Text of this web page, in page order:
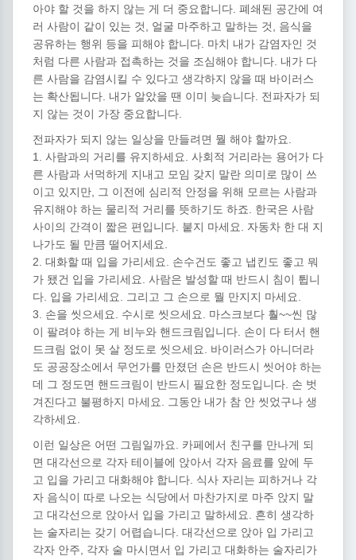
아야 할 것을 하지 않는 게 더 중요합니다. 폐쇄된 공간에 여
러 사람이 같이 있는 것, 얼굴 마주하고 말하는 것, 음식을
공유하는 행위 등을 피해야 합니다. 마치 내가 감염자인 것
처럼 다른 사람과 접촉하는 것을 조심해야 합니다. 내가 다
른 사람을 감염시킬 수 있다고 생각하지 않을 때 바이러스
는 확산됩니다. 내가 알았을 땐 이미 늦습니다. 전파자가 되
지 않는 것이 가장 중요합니다.
전파자가 되지 않는 일상을 만들려면 뭘 해야 할까요.
1. 사람과의 거리를 유지하세요. 사회적 거리라는 용어가 다
른 사람과 서먹하게 지내고 모임 갖지 말란 의미로 많이 쓰
이고 있지만, 그 이전에 심리적 안정을 위해 모르는 사람과
유지해야 하는 물리적 거리를 뜻하기도 하죠. 한국은 사람
사이의 간격이 짧은 편입니다. 붙지 마세요. 자동차 한 대 지
나가도 될 만큼 떨어지세요.
2. 대화할 때 입을 가리세요. 손수건도 좋고 냅킨도 좋고 뭐
가 됐건 입을 가리세요. 사람은 발성할 때 반드시 침이 튑니
다. 입을 가리세요. 그리고 그 손으로 뭘 만지지 마세요.
3. 손을 씻으세요. 수시로 씻으세요. 마스크보다 훨~~씬 많
이 팔려야 하는 게 비누와 핸드크림입니다. 손이 다 터서 핸
드크림 없이 못 살 정도로 씻으세요. 바이러스가 아니더라
도 공공장소에서 무언가를 만졌던 손은 반드시 씻어야 하는
데 그 정도면 핸드크림이 반드시 필요한 정도입니다. 손 벗
겨진다고 불평하지 마세요. 그동안 내가 참 안 씻었구나 생
각하세요.
이런 일상은 어떤 그림일까요. 카페에서 친구를 만나게 되
면 대각선으로 각자 테이블에 앉아서 각자 음료를 앞에 두
고 입을 가리고 대화해야 합니다. 식사 자리는 피하거나 각
자 음식이 따로 나오는 식당에서 마찬가지로 마주 앉지 말
고 대각선으로 앉아서 입을 가리고 말하세요. 흔히 생각하
는 술자리는 갖기 어렵습니다. 대각선으로 앉아 입 가리고
각자 안주, 각자 술 마시면서 입 가리고 대화하는 술자리가